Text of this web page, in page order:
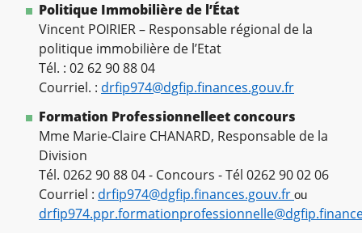
Politique Immobilière de l’État
Vincent POIRIER – Responsable régional de la
politique immobilière de l’Etat
Tél. : 02 62 90 88 04
Courriel. : drfip974@dgfip.finances.gouv.fr
Formation Professionnelleet concours
Mme Marie-Claire CHANARD, Responsable de la
Division
Tél. 0262 90 88 04 - Concours - Tél 0262 90 02 06
Courriel : drfip974@dgfip.finances.gouv.fr ou